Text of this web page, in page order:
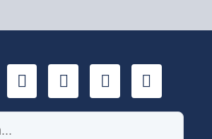
Xing Facebook
Twitter